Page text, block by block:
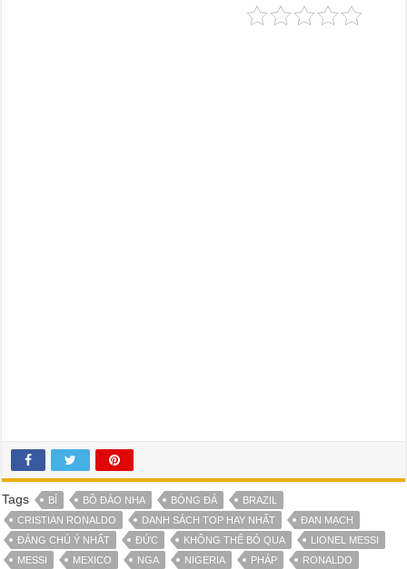
Tags BỈ BỒ ĐÀO NHA BÓNG ĐÁ
BRAZIL
CRISTIAN RONALDO
DANH SÁCH TOP HAY NHẤT
ĐAN MẠCH
ĐÁNG CHÚ Ý NHẤT
ĐỨC KHÔNG THỂ BỎ QUA
LIONEL MESSI
MESSI
MEXICO NGA NIGERIA PHÁP
RONALDO